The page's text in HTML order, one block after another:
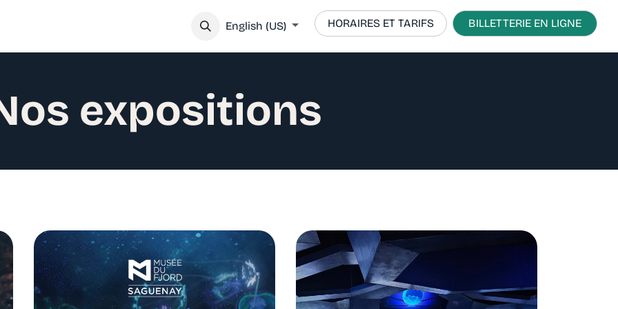
English (US) HORAIRES ET TARIFS BILLETTERIE EN LIGNE
expositions